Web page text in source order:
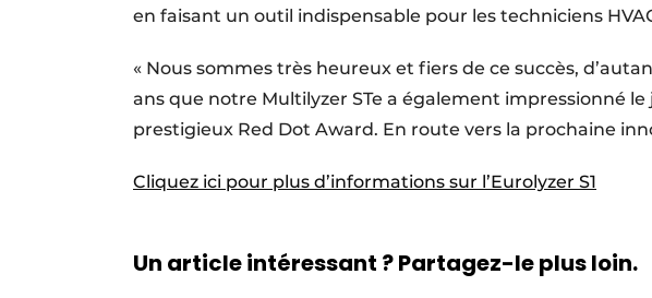
en faisant un outil indispensable pour les techniciens
« Nous sommes très heureux et fiers de ce succès,
ans que notre Multilyzer STe a également impressionné
prestigieux Red Dot Award. En route vers la prochaine
Cliquez ici pour plus d’informations sur l’Eurolyzer S1
Un article intéressant ? Partagez-le plus loin.